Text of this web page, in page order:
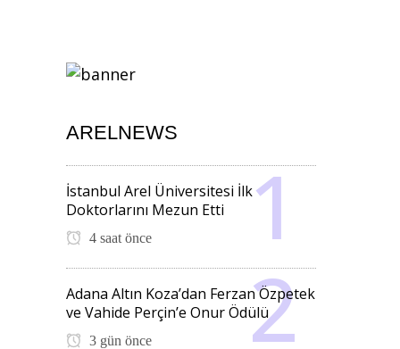
ARELNEWS
İstanbul Arel Üniversitesi İlk
Doktorlarını Mezun Etti
4 saat önce
Adana Altın Koza’dan Ferzan Özpetek
ve Vahide Perçin’e Onur Ödülü
3 gün önce